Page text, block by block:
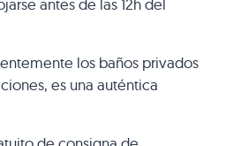
antes de las 12h del
los baños privados
es una auténtica